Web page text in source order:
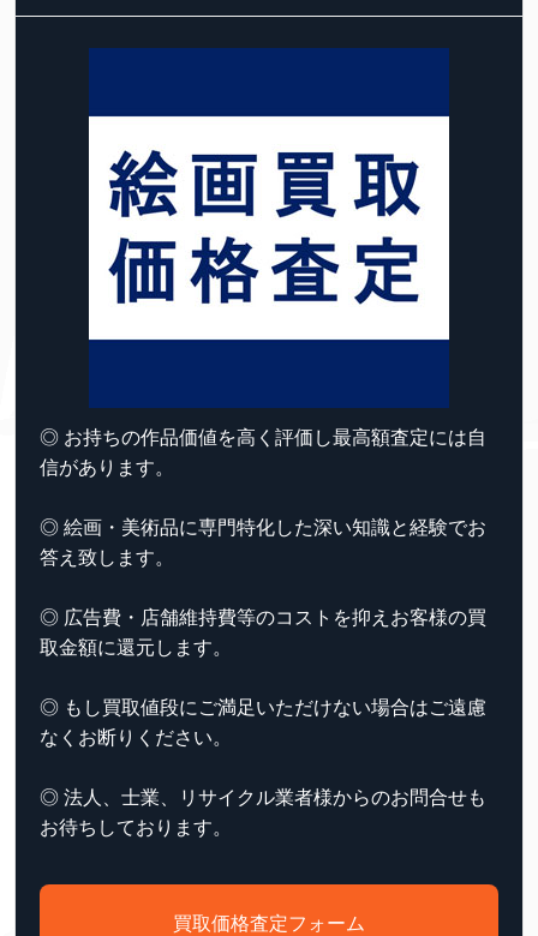
◎ お持ちの作品価値を高く評価し最高額査定には自
信があります。
◎ 絵画・美術品に専門特化した深い知識と経験でお
答え致します。
◎ 広告費・店舗維持費等のコストを抑えお客様の買
取金額に還元します。
◎ もし買取値段にご満足いただけない場合はご遠慮
なくお断りください。
◎ 法人、士業、リサイクル業者様からのお問合せも
お待ちしております。
買取価格査定フォーム